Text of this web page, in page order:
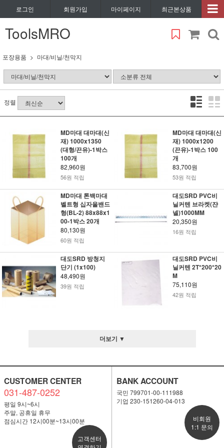
로그인 회원가입 마이페이지 최근본상품
ToolsMRO
포장용품 마대/비닐/천막지
정렬
MD마대 대마대(신
재) 1000x1350
(대형/끈유)-1박스
100개
82,960원
56원 적립
MD마대 대마대(신
재) 1000x1200
(끈유)-1박스 100
개
83,700원
53원 적립
MD마대 톤백마대
벨트형 십자올밴드
형(BL-2) 88x88x1
00-1박스 20개
80,130원
60원 적립
대도SRD PVC비
닐커텐 브라켓(쟌
넬)1000MM
20,350원
16원 적립
대도SRD 방청지
단기 (1x100)
48,490원
39원 적립
대도SRD PVC비
닐커텐 2T*200*20
M
75,110원
42원 적립
더보기 ▼
CUSTOMER CENTER
031-487-0252
평일 9시~6시
주말, 공휴일 휴무
점심시간 12시00분~13시00분
고객센터
BANK ACCOUNT
국민 799701-00-111988
기업 230-151260-04-013
비회원
1:1 문의